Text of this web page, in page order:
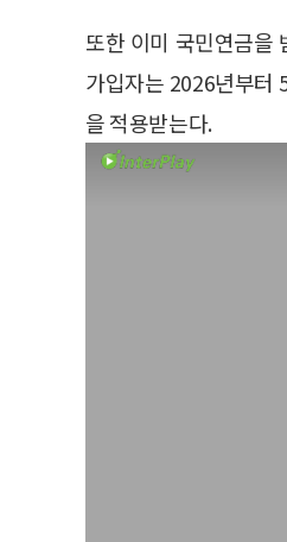
또한 이미 국민연금을
가입자는 2026년부터
을 적용받는다.